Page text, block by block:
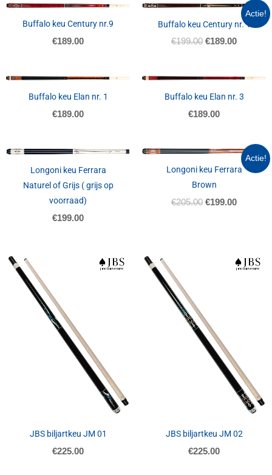
Buffalo keu Century nr.9
€189.00
Actie!
Buffalo keu Century nr. 1
€199.00
Oorspronkelijke
prijs
was:
€199.00.
€189.00
Huidige
prijs
is:
€189.00.
Buffalo keu Elan nr. 1
€189.00
Buffalo keu Elan nr. 3
€189.00
Longoni keu Ferrara
Naturel of Grijs ( grijs op
voorraad)
€199.00
Actie!
Longoni keu Ferrara
Brown
€205.00
Oorspronkelijke
was:
€205.00.
€199.00
Huidige
prijs
is:
JBS biljartkeu JM 01
€225.00
JBS biljartkeu JM 02
€225.00